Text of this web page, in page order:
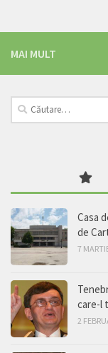
MAI MULT
Caută
după:
Casa
de
7
care-l
2